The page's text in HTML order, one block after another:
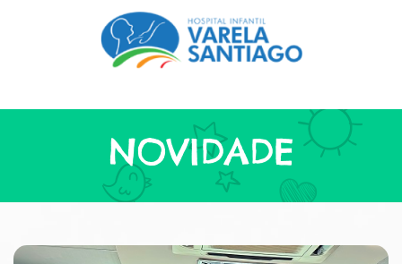
NOVIDADE